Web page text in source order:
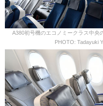
A380初号機のエコノミークラス中央
PHOTO: Tadayuki